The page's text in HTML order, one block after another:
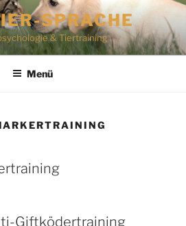
SPRACHE
& Tiertraining
Menü
Giftködertraining